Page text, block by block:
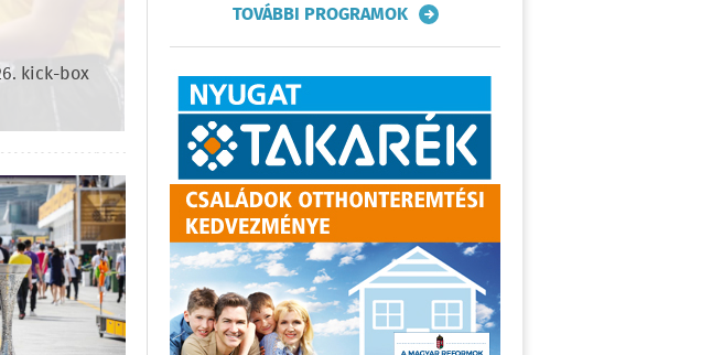
kick-box
TOVÁBBI PROGRAMOK